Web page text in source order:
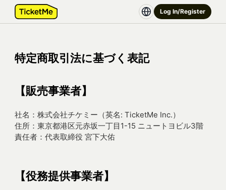
Log In/Register
特定商取引法に基づく表記
【販売事業者】
社名：株式会社チケミー（英名: TicketMe Inc.）
住所：東京都港区元赤坂一丁目1-15 ニュートヨビル3階
責任者：代表取締役 宮下大佑
【役務提供事業者】